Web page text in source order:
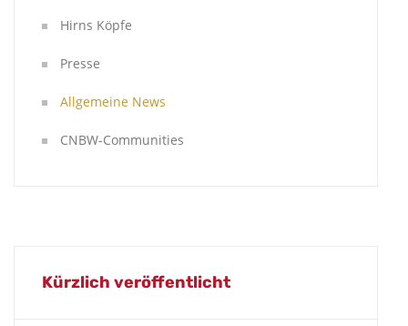
Hirns Köpfe
Presse
Allgemeine News
CNBW-Communities
Kürzlich veröffentlicht